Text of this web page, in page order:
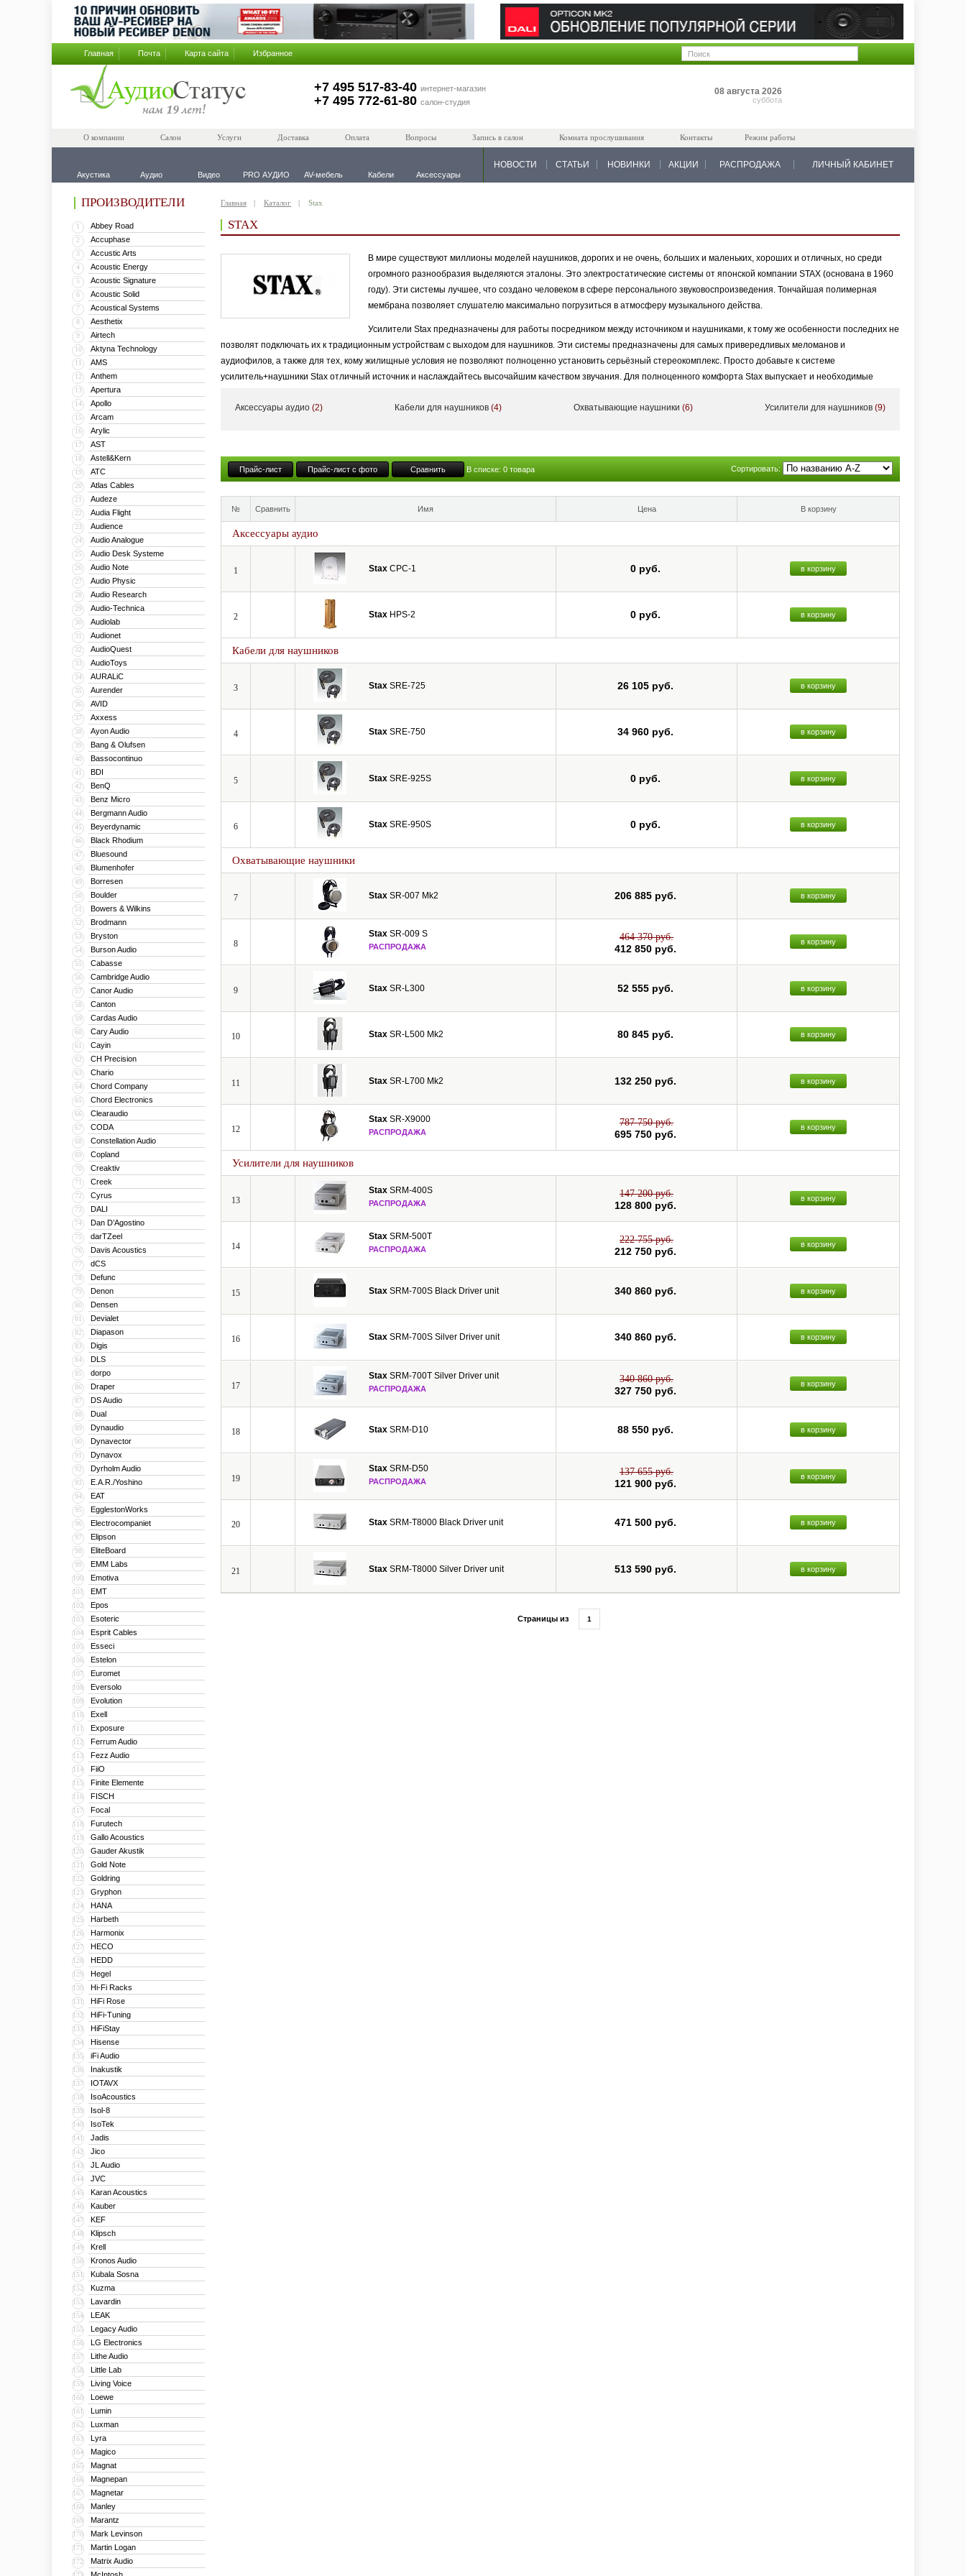
Главная Почта Карта сайта Избранное
+7 495 517-83-40 интернет-магазин
+7 495 772-61-80 салон-студия
08 августа 2026
суббота
О компании Салон Услуги Доставка Оплата Вопросы Запись в салон Комната прослушивания Контакты Режим работы
Акустика Аудио Видео PRO АУДИО AV-мебель Кабели Аксессуары
НОВОСТИ СТАТЬИ НОВИНКИ АКЦИИ РАСПРОДАЖА ЛИЧНЫЙ КАБИНЕТ
ПРОИЗВОДИТЕЛИ
1 Abbey Road
2 Accuphase
3 Accustic Arts
4 Acoustic Energy
5 Acoustic Signature
6 Acoustic Solid
7 Acoustical Systems
8 Aesthetix
9 Airtech
10 Aktyna Technology
11 AMS
12 Anthem
13 Apertura
14 Apollo
15 Arcam
16 Arylic
17 AST
18 Astell&Kern
19 ATC
20 Atlas Cables
21 Audeze
22 Audia Flight
23 Audience
24 Audio Analogue
25 Audio Desk Systeme
26 Audio Note
27 Audio Physic
28 Audio Research
29 Audio-Technica
30 Audiolab
31 Audionet
32 AudioQuest
33 AudioToys
34 AURALiC
35 Aurender
36 AVID
37 Axxess
38 Ayon Audio
39 Bang & Olufsen
40 Bassocontinuo
41 BDI
42 BenQ
43 Benz Micro
44 Bergmann Audio
45 Beyerdynamic
46 Black Rhodium
47 Bluesound
48 Blumenhofer
49 Borresen
50 Boulder
51 Bowers & Wilkins
52 Brodmann
53 Bryston
54 Burson Audio
55 Cabasse
56 Cambridge Audio
57 Canor Audio
58 Canton
59 Cardas Audio
60 Cary Audio
61 Cayin
62 CH Precision
63 Chario
64 Chord Company
65 Chord Electronics
66 Clearaudio
67 CODA
68 Constellation Audio
69 Copland
70 Creaktiv
71 Creek
72 Cyrus
73 DALI
74 Dan D’Agostino
75 darTZeel
76 Davis Acoustics
77 dCS
78 Defunc
79 Denon
80 Densen
81 Devialet
82 Diapason
83 Digis
84 DLS
85 dorpo
86 Draper
87 DS Audio
88 Dual
89 Dynaudio
90 Dynavector
91 Dynavox
92 Dyrholm Audio
93 E.A.R./Yoshino
94 EAT
95 EgglestonWorks
96 Electrocompaniet
97 Elipson
98 EliteBoard
99 EMM Labs
100 Emotiva
101 EMT
102 Epos
103 Esoteric
104 Esprit Cables
105 Esseci
106 Estelon
107 Euromet
108 Eversolo
109 Evolution
110 Exell
111 Exposure
112 Ferrum Audio
113 Fezz Audio
114 FiiO
115 Finite Elemente
116 FISCH
117 Focal
118 Furutech
119 Gallo Acoustics
120 Gauder Akustik
121 Gold Note
122 Goldring
123 Gryphon
124 HANA
125 Harbeth
126 Harmonix
127 HECO
128 HEDD
129 Hegel
130 Hi-Fi Racks
131 HiFi Rose
132 HiFi-Tuning
133 HiFiStay
134 Hisense
135 iFi Audio
136 Inakustik
137 IOTAVX
138 IsoAcoustics
139 Isol-8
140 IsoTek
141 Jadis
142 Jico
143 JL Audio
144 JVC
145 Karan Acoustics
146 Kauber
147 KEF
148 Klipsch
149 Krell
150 Kronos Audio
151 Kubala Sosna
152 Kuzma
153 Lavardin
154 LEAK
155 Legacy Audio
156 LG Electronics
157 Lithe Audio
158 Little Lab
159 Living Voice
160 Loewe
161 Lumin
162 Luxman
163 Lyra
164 Magico
165 Magnat
166 Magnepan
167 Magnetar
168 Manley
169 Marantz
170 Mark Levinson
171 Martin Logan
172 Matrix Audio
Главная Каталог Stax
STAX
В мире существуют миллионы моделей наушников, дорогих и не очень, больших и маленьких, хороших и отличных, но среди
огромного разнообразия выделяются эталоны. Это электростатические системы от японской компании STAX (основана в 1960
году). Эти системы лучшее, что создано человеком в сфере персонального звуковоспроизведения. Тончайшая полимерная
мембрана позволяет слушателю максимально погрузиться в атмосферу музыкального действа.
Усилители Stax предназначены для работы посредником между источником и наушниками, к тому же особенности последних не
позволят подключать их к традиционным устройствам с выходом для наушников. Эти системы предназначены для самых привередливых меломанов и
аудиофилов, а также для тех, кому жилищные условия не позволяют полноценно установить серьёзный стереокомплекс. Просто добавьте к системе
усилитель+наушники Stax отличный источник и наслаждайтесь высочайшим качеством звучания. Для полноценного комфорта Stax выпускает и необходимые
Аксессуары аудио (2) Кабели для наушников (4) Охватывающие наушники (6) Усилители для наушников (9)
Прайс-лист Прайс-лист с фото Сравнить В списке: 0 товара Сортировать:
№ Сравнить Имя Цена В корзину
Аксессуары аудио
1 Stax CPC-1 0 руб. в корзину
2 Stax HPS-2 0 руб. в корзину
Кабели для наушников
3 Stax SRE-725 26 105 руб. в корзину
4 Stax SRE-750 34 960 руб. в корзину
5 Stax SRE-925S 0 руб. в корзину
6 Stax SRE-950S 0 руб. в корзину
Охватывающие наушники
7 Stax SR-007 Mk2 206 885 руб. в корзину
8
Stax SR-009 S
РАСПРОДАЖА
464 370 руб.
412 850 руб.
в корзину
9 Stax SR-L300 52 555 руб. в корзину
10 Stax SR-L500 Mk2 80 845 руб. в корзину
11 Stax SR-L700 Mk2 132 250 руб. в корзину
12
Stax SR-X9000
РАСПРОДАЖА
787 750 руб.
695 750 руб.
в корзину
Усилители для наушников
13
Stax SRM-400S
РАСПРОДАЖА
147 200 руб.
128 800 руб.
в корзину
14
Stax SRM-500T
РАСПРОДАЖА
222 755 руб.
212 750 руб.
в корзину
15 Stax SRM-700S Black Driver unit 340 860 руб. в корзину
16 Stax SRM-700S Silver Driver unit 340 860 руб. в корзину
17
Stax SRM-700T Silver Driver unit
РАСПРОДАЖА
340 860 руб.
327 750 руб.
в корзину
18 Stax SRM-D10 88 550 руб. в корзину
19
Stax SRM-D50
РАСПРОДАЖА
137 655 руб.
121 900 руб.
в корзину
20 Stax SRM-T8000 Black Driver unit 471 500 руб. в корзину
21 Stax SRM-T8000 Silver Driver unit 513 590 руб. в корзину
Страницы из 1